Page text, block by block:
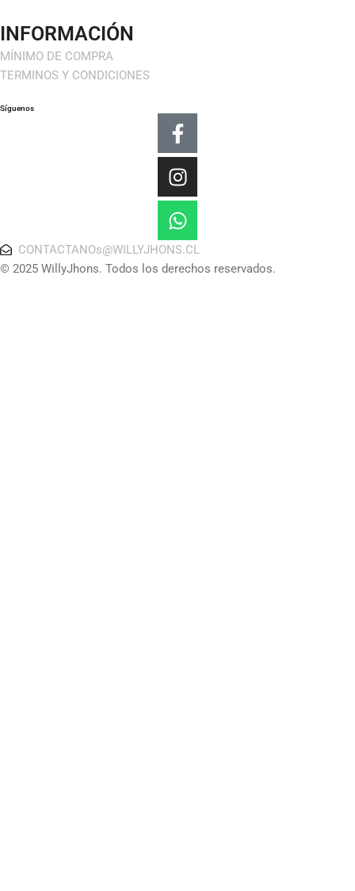
INFORMACIÓN
MÍNIMO DE COMPRA
TERMINOS Y CONDICIONES
Síguenos
Facebook-
f
Instagram
Whatsapp
CONTACTANOs@WILLYJHONS.CL
© 2025 WillyJhons. Todos los derechos reservados.